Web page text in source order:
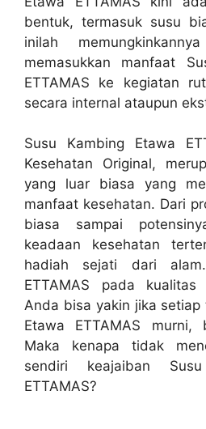
bentuk, termasuk susu
inilah
memasukkan manfaat
ETTAMAS ke kegiatan
secara internal ataupun
Susu Kambing Etawa
Kesehatan Original,
yang luar biasa yang
manfaat kesehatan. Dari
biasa sampai
keadaan kesehatan
hadiah sejati dari
ETTAMAS pada kualitas
Anda bisa yakin jika setiap
Etawa ETTAMAS
Maka kenapa tidak
sendiri keajaiban
ETTAMAS?